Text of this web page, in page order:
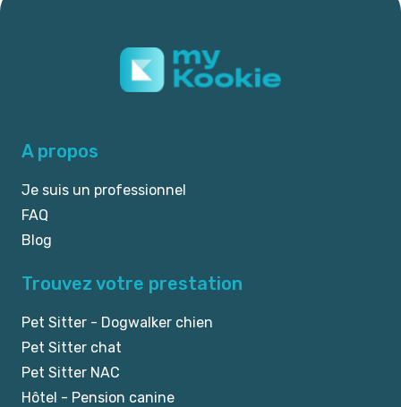
A propos
Je suis un professionnel
FAQ
Blog
Trouvez votre prestation
Pet Sitter - Dogwalker chien
Pet Sitter chat
Pet Sitter NAC
Hôtel - Pension canine